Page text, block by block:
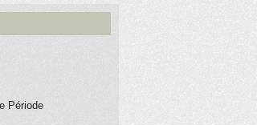
Période